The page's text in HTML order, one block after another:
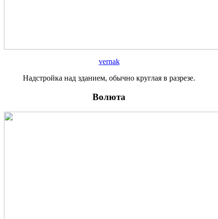
vernak
Надстройка над зданием, обычно круглая в разрезе.
Волюта